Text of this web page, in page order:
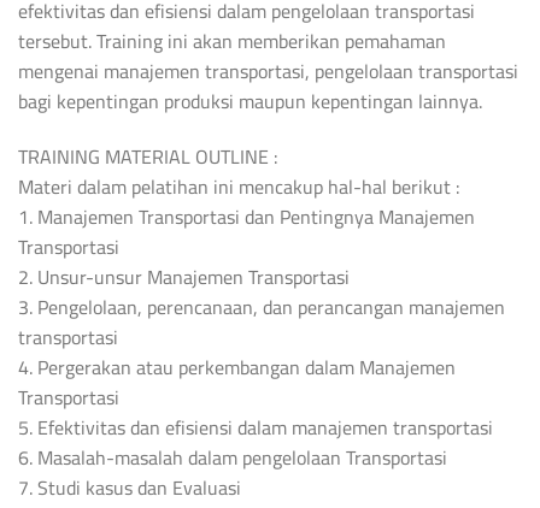
efektivitas dan efisiensi dalam pengelolaan transportasi
tersebut. Training ini akan memberikan pemahaman
mengenai manajemen transportasi, pengelolaan transportasi
bagi kepentingan produksi maupun kepentingan lainnya.
TRAINING MATERIAL OUTLINE :
Materi dalam pelatihan ini mencakup hal-hal berikut :
1. Manajemen Transportasi dan Pentingnya Manajemen
Transportasi
2. Unsur-unsur Manajemen Transportasi
3. Pengelolaan, perencanaan, dan perancangan manajemen
transportasi
4. Pergerakan atau perkembangan dalam Manajemen
Transportasi
5. Efektivitas dan efisiensi dalam manajemen transportasi
6. Masalah-masalah dalam pengelolaan Transportasi
7. Studi kasus dan Evaluasi